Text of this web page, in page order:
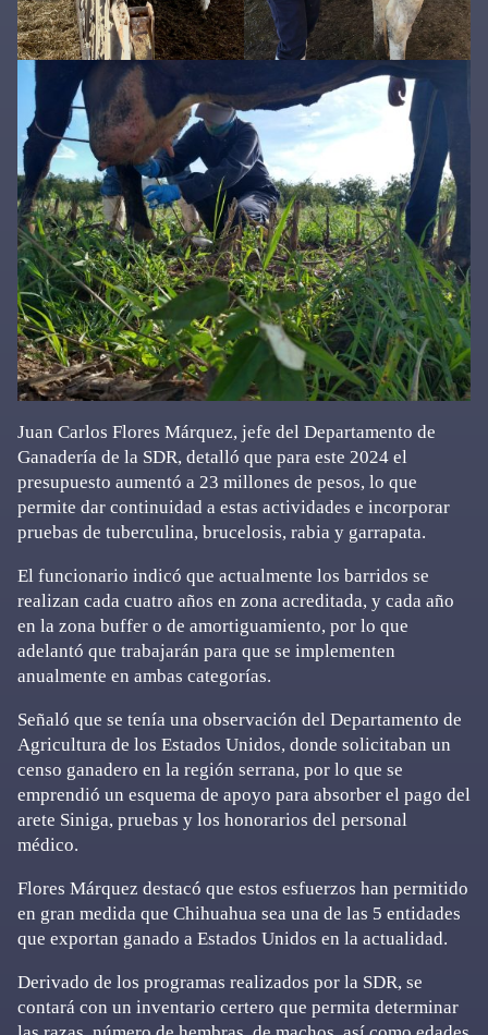
Juan Carlos Flores Márquez, jefe del Departamento de
Ganadería de la SDR, detalló que para este 2024 el
presupuesto aumentó a 23 millones de pesos, lo que
permite dar continuidad a estas actividades e incorporar
pruebas de tuberculina, brucelosis, rabia y garrapata.
El funcionario indicó que actualmente los barridos se
realizan cada cuatro años en zona acreditada, y cada año
en la zona buffer o de amortiguamiento, por lo que
adelantó que trabajarán para que se implementen
anualmente en ambas categorías.
Señaló que se tenía una observación del Departamento de
Agricultura de los Estados Unidos, donde solicitaban un
censo ganadero en la región serrana, por lo que se
emprendió un esquema de apoyo para absorber el pago del
arete Siniga, pruebas y los honorarios del personal
médico.
Flores Márquez destacó que estos esfuerzos han permitido
en gran medida que Chihuahua sea una de las 5 entidades
que exportan ganado a Estados Unidos en la actualidad.
Derivado de los programas realizados por la SDR, se
contará con un inventario certero que permita determinar